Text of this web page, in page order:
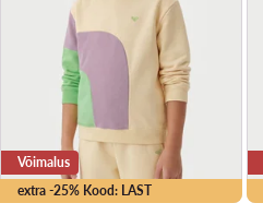
extra -25% Kood: LAST
Võimalus